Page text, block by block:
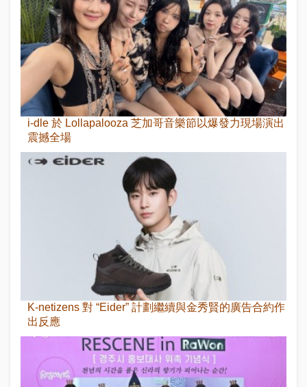
i-dle 於 Lollapalooza 芝加哥音樂節以爆發力現場演出
震撼全場
K-netizens 對 “Eider” 計劃繼續與金秀賢的廣告合約作
出反應